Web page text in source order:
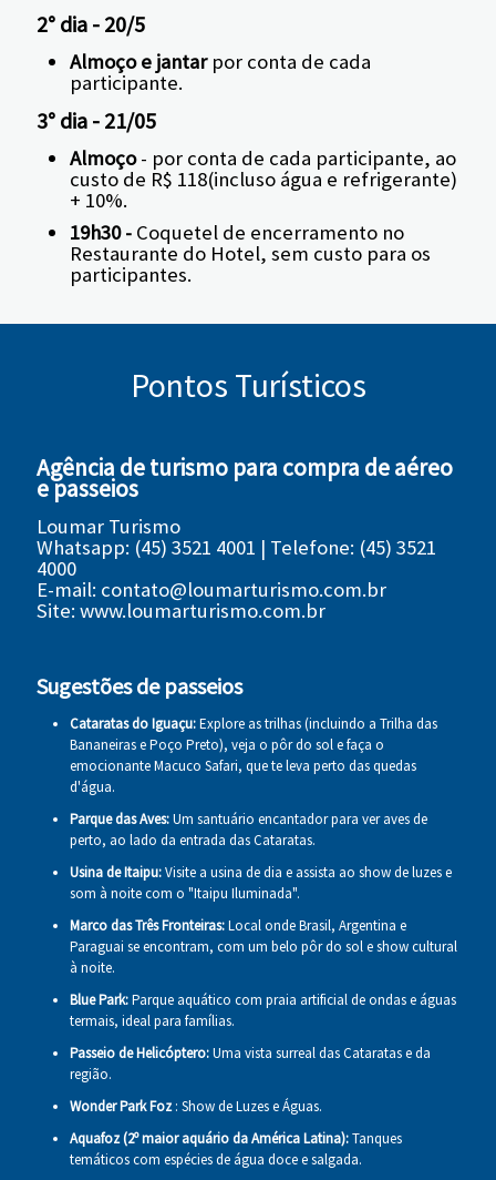
2° dia - 20/5
Almoço e jantar por conta de cada
participante.
3° dia - 21/05
Almoço- por conta de cada participante, ao
custo de R$ 118(incluso água e refrigerante)
+ 10%.
19h30 - Coquetel de encerramento no
Restaurante do Hotel, sem custo para os
participantes.
Pontos Turísticos
Agência de turismo para compra de aéreo
e passeios
Loumar Turismo
Whatsapp: (45) 3521 4001 | Telefone: (45) 3521
4000
E-mail: contato@loumarturismo.com.br
Site: www.loumarturismo.com.br
Sugestões de passeios
Cataratas do Iguaçu:Explore as trilhas (incluindo a Trilha das
Bananeiras e Poço Preto), veja o pôr do sol e faça o
emocionante Macuco Safari, que te leva perto das quedas
d'água.
Parque das Aves:Um santuário encantador para ver aves de
perto, ao lado da entrada das Cataratas.
Usina de Itaipu:Visite a usina de dia e assista ao show de luzes e
som à noite com o "Itaipu Iluminada".
Marco das Três Fronteiras:Local onde Brasil, Argentina e
Paraguai se encontram, com um belo pôr do sol e show cultural
à noite.
Blue Park:Parque aquático com praia artificial de ondas e águas
termais, ideal para famílias.
Passeio de Helicóptero:Uma vista surreal das Cataratas e da
região.
Wonder Park Foz: Show de Luzes e Águas.
Aquafoz(2º maior aquário da América Latina):Tanques
temáticos com espécies de água doce e salgada.